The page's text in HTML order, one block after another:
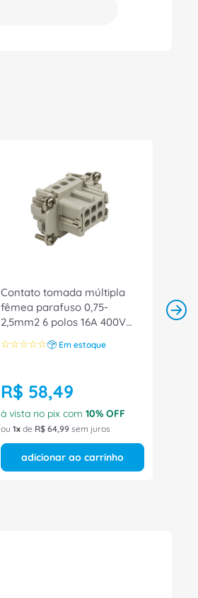
Contato tomada múltipla
fêmea parafuso 0,75-
2,5mm2 6 polos 16A 400V
TMH06F Harde
☆☆☆☆☆ Em estoque
R$ 58,49
à vista no pix com 10% OFF
ou 1 de R$ 64,99 sem juros
adicionar ao carrinho